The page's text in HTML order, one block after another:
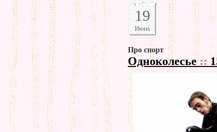
19
Июнь
Про спорт
Одноколесье::